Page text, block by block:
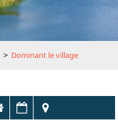
> Dominant le village